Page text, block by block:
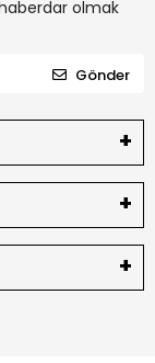
olmak
Gönder